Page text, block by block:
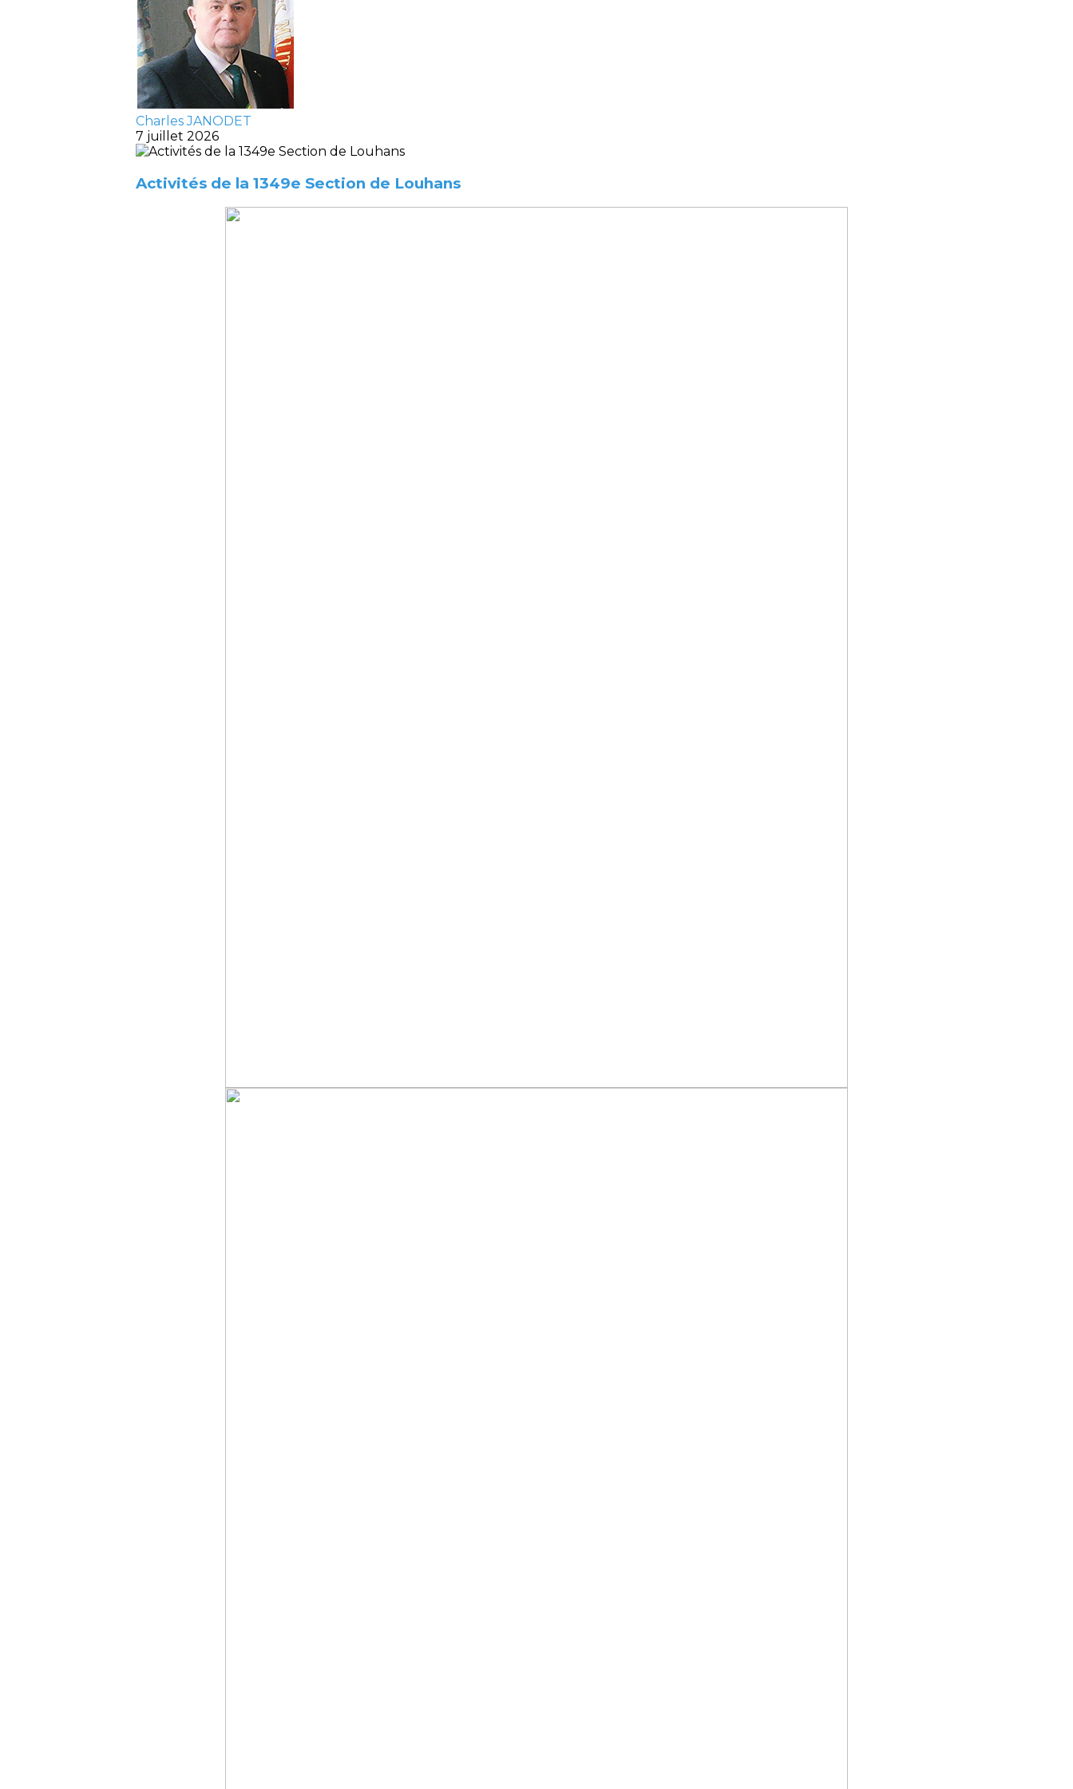
Charles JANODET
7 juillet 2026
Activités de la 1349e Section de Louhans